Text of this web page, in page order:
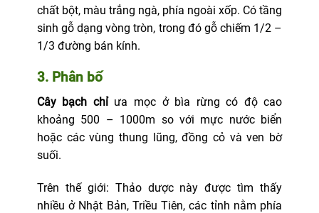
chất bột, màu trắng ngà, phía ngoài xốp. Có tầng
sinh gỗ dạng vòng tròn, trong đó gỗ chiếm 1/2 –
1/3 đường bán kính.
3. Phân bố
Cây bạch chỉưa mọc ở bìa rừng có độ cao
khoảng 500 – 1000m so với mực nước biển
hoặc các vùng thung lũng, đồng cỏ và ven bờ
suối.
Trên thế giới: Thảo dược này được tìm thấy
nhiều ở Nhật Bản, Triều Tiên, các tỉnh nằm phía